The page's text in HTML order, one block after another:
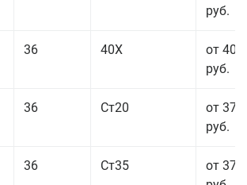
руб.
36 40Х
от 40
руб.
36 Ст20
от 37
руб.
36 Ст35
от 37